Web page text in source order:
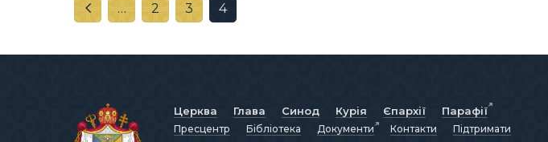
… 2 3 4
Церква Глава Синод Курія Єпархії Парафії
Пресцентр Бібліотека Документи Контакти Підтримати